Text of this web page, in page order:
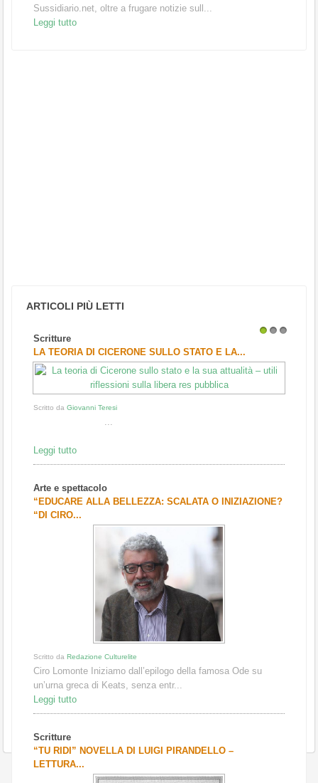
Sussidiario.net, oltre a frugare notizie sull...
Leggi tutto
ARTICOLI PIÙ LETTI
Scritture
LA TEORIA DI CICERONE SULLO STATO E LA...
Scritto da Giovanni Teresi
...
Leggi tutto
Arte e spettacolo
“EDUCARE ALLA BELLEZZA: SCALATA O INIZIAZIONE?
“DI CIRO...
Scritto da Redazione Culturelite
Ciro Lomonte Iniziamo dall’epilogo della famosa Ode su
un’urna greca di Keats, senza entr...
Leggi tutto
Scritture
“TU RIDI” NOVELLA DI LUIGI PIRANDELLO –
LETTURA...